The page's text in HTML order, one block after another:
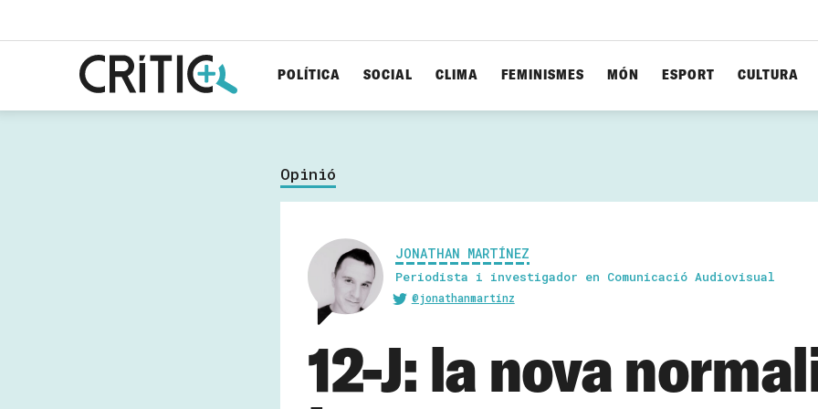
POLÍTICA SOCIAL CLIMA FEMINISMES MÓN ESPORT CULTURA
Opinió
JONATHAN MARTÍNEZ
Periodista i investigador en Comunicació Audiovisual
@jonathanmartinz
12-J: la nova